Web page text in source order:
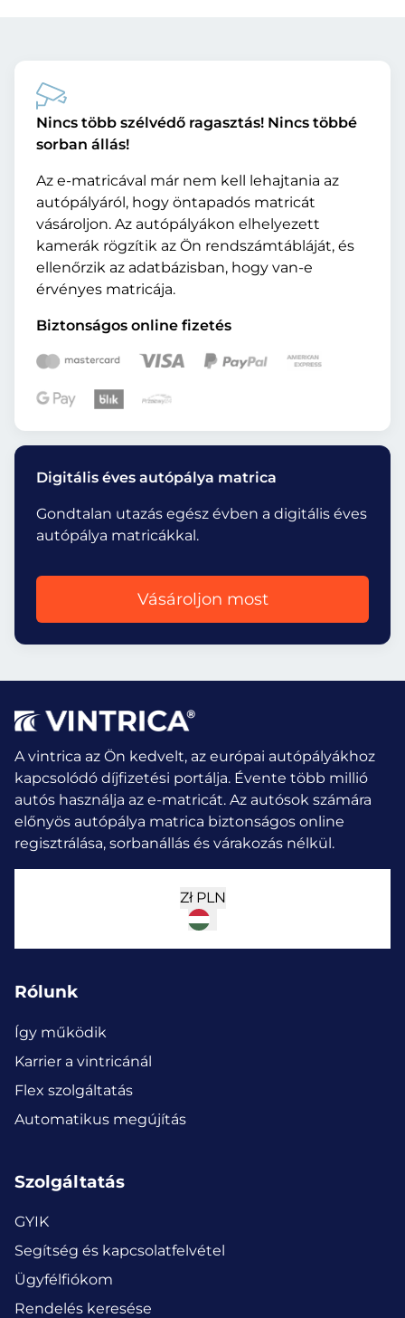
Nincs több szélvédő ragasztás! Nincs többé
sorban állás!
Az e-matricával már nem kell lehajtania az
autópályáról, hogy öntapadós matricát
vásároljon. Az autópályákon elhelyezett
kamerák rögzítik az Ön rendszámtábláját, és
ellenőrzik az adatbázisban, hogy van-e
érvényes matricája.
Biztonságos online fizetés
Digitális éves autópálya matrica
Gondtalan utazás egész évben a digitális éves
autópálya matricákkal.
Vásároljon most
A vintrica az Ön kedvelt, az európai autópályákhoz
kapcsolódó díjfizetési portálja. Évente több millió
autós használja az e-matricát. Az autósok számára
előnyös autópálya matrica biztonságos online
regisztrálása, sorbanállás és várakozás nélkül.
Zł PLN
Rólunk
Így működik
Karrier a vintricánál
Flex szolgáltatás
Automatikus megújítás
Szolgáltatás
GYIK
Segítség és kapcsolatfelvétel
Ügyfélfiókom
Rendelés keresése